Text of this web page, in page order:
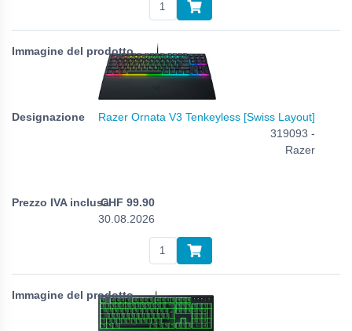
Razer Ornata V3 Tenkeyless [Swiss Layout]
319093 -
Razer
CHF 99.90
30.08.2026